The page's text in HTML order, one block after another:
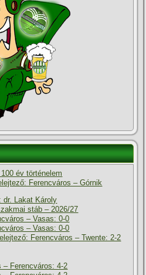
év történelem
Ferencváros – Górnik
dr. Lakat Károly
stáb – 2026/27
– Vasas: 0-0
– Vasas: 0-0
Ferencváros – Twente: 2-2
– Ferencváros: 4-2